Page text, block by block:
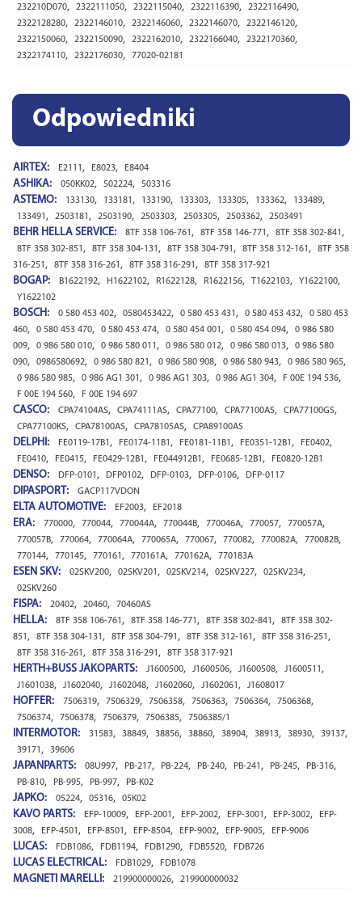
232210D070, 2322111050, 2322115040, 2322116390, 2322116490,
2322128280, 2322146010, 2322146060, 2322146070, 2322146120,
2322150060, 2322150090, 2322162010, 2322166040, 2322170360,
2322174110, 2322176030, 77020-02181
Odpowiedniki
AIRTEX: E2111 , E8023, E8404
ASHIKA: 050KK02, 502224, 503316
ASTEMO: 133130, 133181 , 133190, 133303, 133305, 133362, 133489,
133491 , 2503181 , 2503190, 2503303, 2503305, 2503362, 2503491
BEHR HELLA SERVICE: 8TF 358 106-761 , 8TF 358 146-771 , 8TF 358 302-841 ,
8TF 358 302-851 , 8TF 358 304-131 , 8TF 358 304-791 , 8TF 358 312-161 ,
8TF 358
316-251 , 8TF 358 316-261 , 8TF 358 316-291 , 8TF 358 317-921
BOGAP: B1622192, H1622102, R1622128, R1622156, T1622103, Y1622100,
Y1622102
BOSCH: 0 580 453 402, 0580453422, 0 580 453 431 , 0 580 453 432,
0 580 453
460, 0 580 453 470, 0 580 453 474, 0 580 454 001 , 0 580 454 094,
0 986 580
009, 0 986 580 010, 0 986 580 011 , 0 986 580 012, 0 986 580 013,
0 986 580
090, 0986580692, 0 986 580 821 , 0 986 580 908, 0 986 580 943, 0 986 580 965,
0 986 580 985, 0 986 AG1 301 , 0 986 AG1 303, 0 986 AG1 304, F 00E 194 536,
F 00E 194 560, F 00E 194 697
CASCO: CPA74104AS, CPA74111AS, CPA77100, CPA77100AS, CPA77100GS,
CPA77100KS, CPA78100AS, CPA78105AS, CPA89100AS
DELPHI: FE0119-17B1 , FE0174-11B1 , FE0181-11B1 , FE0351-12B1 , FE0402,
FE0410, FE0415, FE0429-12B1 , FE044912B1 , FE0685-12B1 , FE0820-12B1
DENSO: DFP-0101 , DFP0102, DFP-0103, DFP-0106, DFP-0117
DIPASPORT: GACP117VDON
ELTA AUTOMOTIVE: EF2003, EF2018
ERA: 770000, 770044, 770044A, 770044B, 770046A, 770057, 770057A,
770057B, 770064, 770064A, 770065A, 770067, 770082, 770082A, 770082B,
770144, 770145, 770161 , 770161A, 770162A, 770183A
ESEN SKV: 02SKV200, 02SKV201 , 02SKV214, 02SKV227, 02SKV234,
02SKV260
FISPA: 20402, 20460, 70460AS
HELLA: 8TF 358 106-761 , 8TF 358 146-771 , 8TF 358 302-841 ,
8TF 358 302-
851 , 8TF 358 304-131 , 8TF 358 304-791 , 8TF 358 312-161 , 8TF 358 316-251 ,
8TF 358 316-261 , 8TF 358 316-291 , 8TF 358 317-921
HERTH+BUSS JAKOPARTS: J1600500, J1600506, J1600508, J1600511 ,
J1601038, J1602040, J1602048, J1602060, J1602061 , J1608017
HOFFER: 7506319, 7506329, 7506358, 7506363, 7506364, 7506368,
7506374, 7506378, 7506379, 7506385, 7506385/1
INTERMOTOR: 31583, 38849, 38856, 38860, 38904, 38913, 38930, 39137,
39171 , 39606
JAPANPARTS: 08U997, PB-217, PB-224, PB-240, PB-241 , PB-245, PB-316,
PB-810, PB-995, PB-997, PB-K02
JAPKO: 05224, 05316, 05K02
KAVO PARTS: EFP-10009, EFP-2001 , EFP-2002, EFP-3001 , EFP-3002,
EFP-
3008, EFP-4501 , EFP-8501 , EFP-8504, EFP-9002, EFP-9005, EFP-9006
LUCAS: FDB1086, FDB1194, FDB1290, FDB5520, FDB726
LUCAS ELECTRICAL: FDB1029, FDB1078
MAGNETI MARELLI: 219900000026, 219900000032